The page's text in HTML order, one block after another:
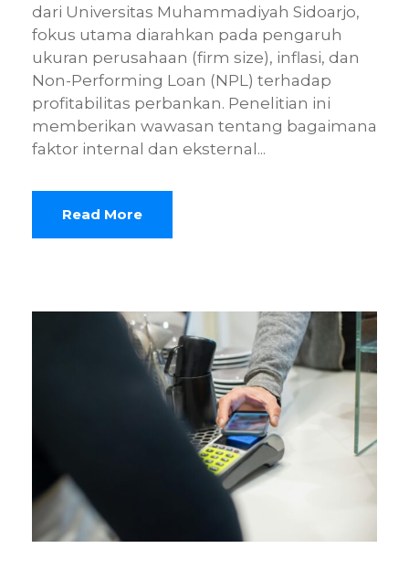
dari Universitas Muhammadiyah Sidoarjo,
fokus utama diarahkan pada pengaruh
ukuran perusahaan (firm size), inflasi, dan
Non-Performing Loan (NPL) terhadap
profitabilitas perbankan. Penelitian ini
memberikan wawasan tentang bagaimana
faktor internal dan eksternal...
Read More